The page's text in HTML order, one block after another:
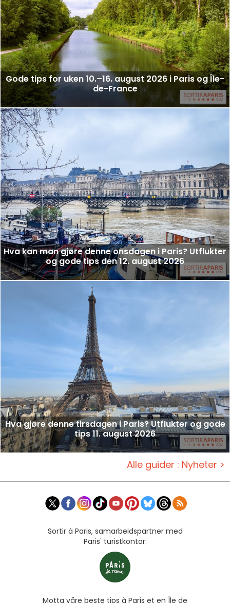
Gode tips for uken 10.–16. august 2026 i Paris og Île-
de-France
Hva kan man gjøre denne onsdagen i Paris? Utflukter
og gode tips den 12. august 2026
Hva gjøre denne tirsdagen i Paris? Utflukter og gode
tips 11. august 2026
Alle guider : Nyheter >
Sortir à Paris, samarbeidspartner med
Paris' turistkontor:
Motta våre beste tips à Paris et en Île de